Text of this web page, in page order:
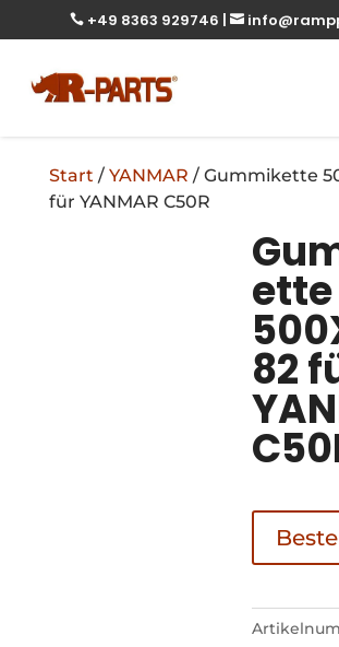
 +49 8363 929746 | 
Start / YANMAR / Gummikette
für YANMAR C50R
ette
82